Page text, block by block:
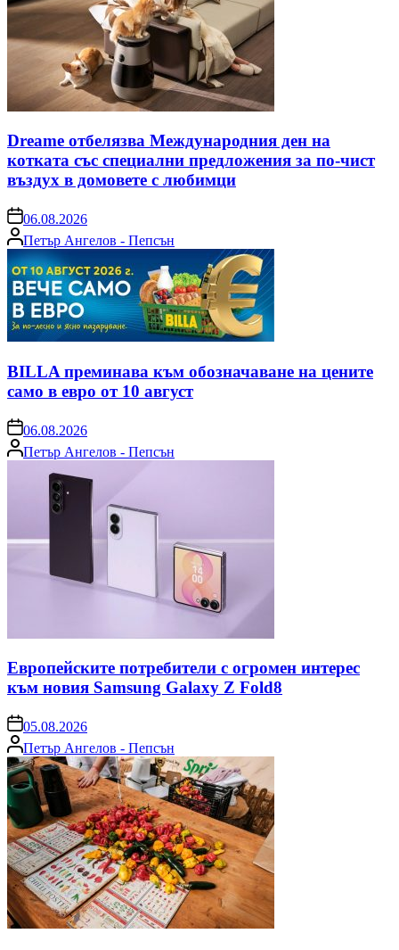
Dreame отбелязва Международния ден на
котката със специални предложения за по-чист
въздух в домовете с любимци
on06.08.2026
Posted
by
Петър Ангелов - Пепсън
BILLA преминава към обозначаване на цените
само в евро от 10 август
on06.08.2026
Posted
by
Петър Ангелов - Пепсън
Европейските потребители с огромен интерес
към новия Samsung Galaxy Z Fold8
on05.08.2026
Posted
by
Петър Ангелов - Пепсън